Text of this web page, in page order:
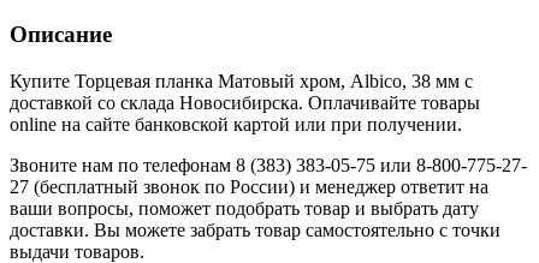
Описание
Купите Торцевая планка Матовый хром, Albico, 38 мм с
доставкой со склада Новосибирска. Оплачивайте товары
online на сайте банковской картой или при получении.
Звоните нам по телефонам 8 (383) 383-05-75 или 8-800-775-27-
27 (бесплатный звонок по России) и менеджер ответит на
ваши вопросы, поможет подобрать товар и выбрать дату
доставки. Вы можете забрать товар самостоятельно с точки
выдачи товаров.